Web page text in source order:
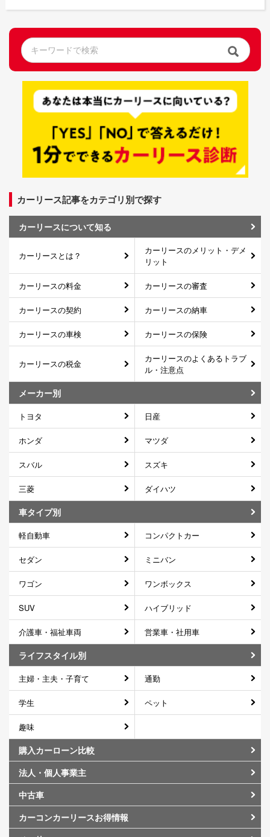
カーリース記事をカテゴリ別で探す
カーリースについて知る
カーリースとは？
カーリースのメリット・デメ
リット
カーリースの料金 カーリースの審査
カーリースの契約 カーリースの納車
カーリースの車検 カーリースの保険
カーリースの税金
カーリースのよくあるトラブ
ル・注意点
メーカー別
トヨタ 日産
ホンダ マツダ
スバル スズキ
三菱 ダイハツ
車タイプ別
軽自動車 コンパクトカー
セダン ミニバン
ワゴン ワンボックス
SUV ハイブリッド
介護車・福祉車両 営業車・社用車
ライフスタイル別
主婦・主夫・子育て 通勤
学生 ペット
趣味
購入カーローン比較
法人・個人事業主
中古車
カーコンカーリースお得情報